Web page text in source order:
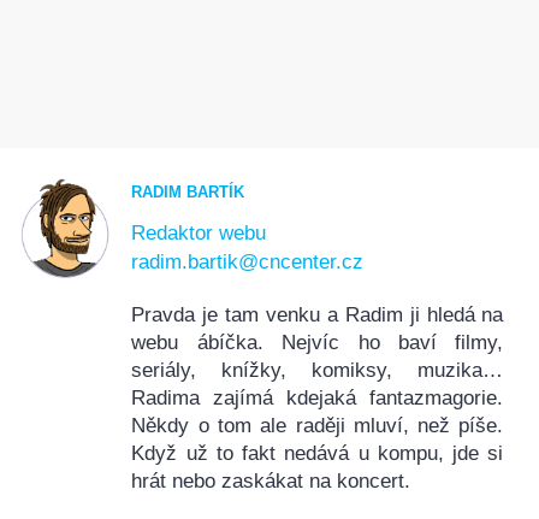
RADIM BARTÍK
Redaktor webu
radim.bartik@cncenter.cz
Pravda je tam venku a Radim ji hledá na
webu ábíčka. Nejvíc ho baví filmy,
seriály, knížky, komiksy, muzika…
Radima zajímá kdejaká fantazmagorie.
Někdy o tom ale raději mluví, než píše.
Když už to fakt nedává u kompu, jde si
hrát nebo zaskákat na koncert.